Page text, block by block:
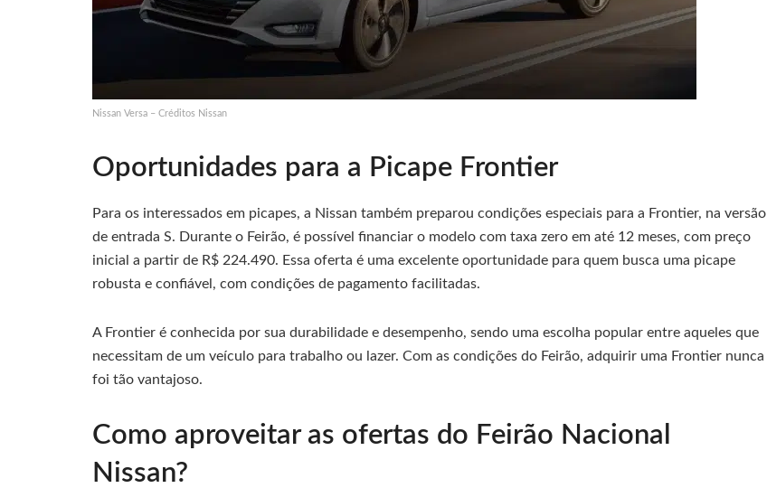
Nissan Versa – Créditos Nissan
Oportunidades para a Picape Frontier
Para os interessados em picapes, a Nissan também preparou condições especiais para a Frontier, na versão
de entrada S. Durante o Feirão, é possível financiar o modelo com taxa zero em até 12 meses, com preço
inicial a partir de R$ 224.490. Essa oferta é uma excelente oportunidade para quem busca uma picape
robusta e confiável, com condições de pagamento facilitadas.
A Frontier é conhecida por sua durabilidade e desempenho, sendo uma escolha popular entre aqueles que
necessitam de um veículo para trabalho ou lazer. Com as condições do Feirão, adquirir uma Frontier nunca
foi tão vantajoso.
Como aproveitar as ofertas do Feirão Nacional
Nissan?